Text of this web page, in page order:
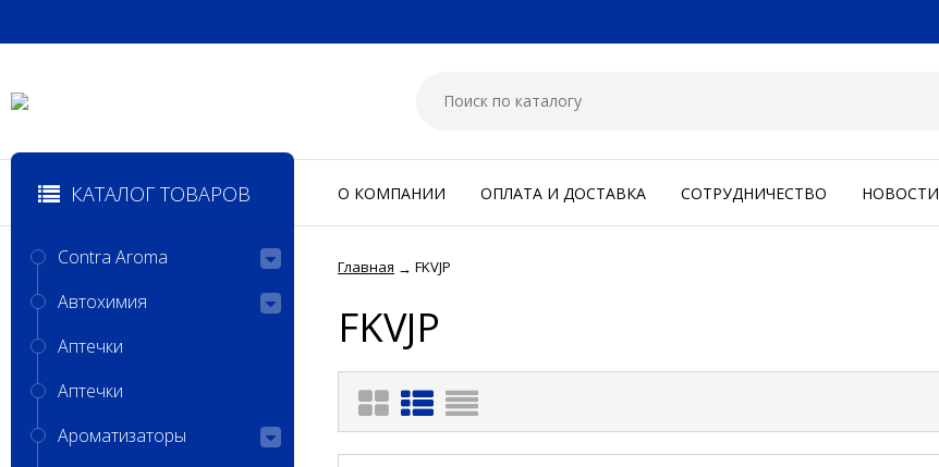
КАТАЛОГ ТОВАРОВ О КОМПАНИИ ОПЛАТА И ДОСТАВКА СОТРУДНИЧЕСТВО НОВОСТИ
Главная → FKVJP
FKVJP
Contra Aroma
Автохимия
Аптечки
Аптечки
Ароматизаторы